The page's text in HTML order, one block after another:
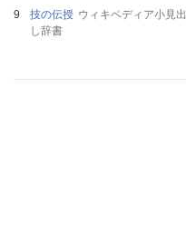
技の伝授 ウィキペディア小見出
し辞書